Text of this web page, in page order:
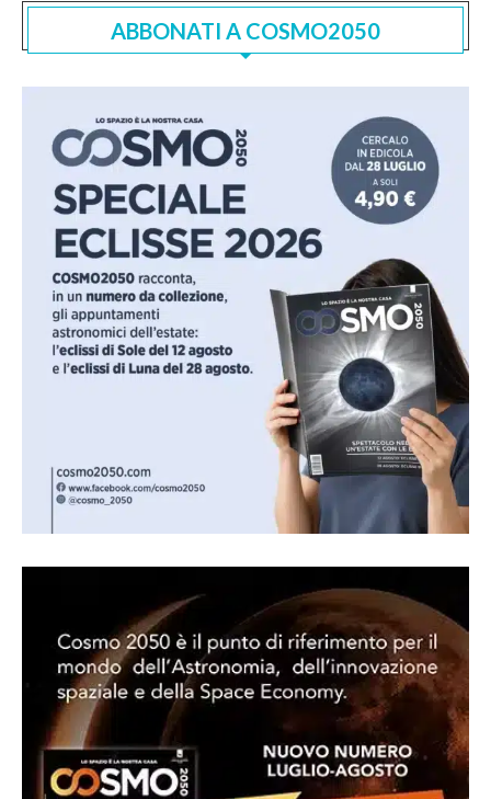
ABBONATI A COSMO2050